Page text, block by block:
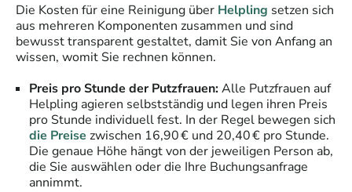
Die Kosten für eine Reinigung über Helpling setzen sich
aus mehreren Komponenten zusammen und sind
bewusst transparent gestaltet, damit Sie von Anfang an
wissen, womit Sie rechnen können.
Preis pro Stunde der Putzfrauen:Alle Putzfrauen auf
Helpling agieren selbstständig und legen ihren Preis
pro Stunde individuell fest. In der Regel bewegen sich
die Preise zwischen 16,90 € und 20,40 € pro Stunde.
Die genaue Höhe hängt von der jeweiligen Person ab,
die Sie auswählen oder die Ihre Buchungsanfrage
annimmt.